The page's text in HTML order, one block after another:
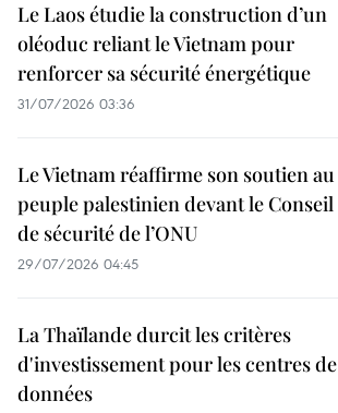
Le Laos étudie la construction d’un
oléoduc reliant le Vietnam pour
renforcer sa sécurité énergétique
31/07/2026 03:36
Le Vietnam réaffirme son soutien au
peuple palestinien devant le Conseil
de sécurité de l’ONU
29/07/2026 04:45
La Thaïlande durcit les critères
d'investissement pour les centres de
données